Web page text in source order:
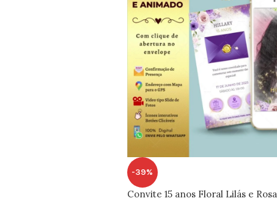
-39%
Convite 15 anos Floral Lilás e Rosa